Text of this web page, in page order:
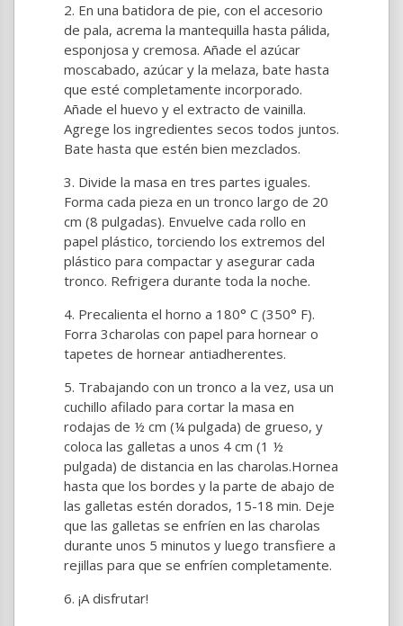
En una batidora de pie, con el accesorio
de pala, acrema la mantequilla hasta pálida,
esponjosa y cremosa. Añade el azúcar
moscabado, azúcar y la melaza, bate hasta
que esté completamente incorporado.
Añade el huevo y el extracto de vainilla.
Agrege los ingredientes secos todos juntos.
Bate hasta que estén bien mezclados.
Divide la masa en tres partes iguales.
Forma cada pieza en un tronco largo de 20
cm (8 pulgadas). Envuelve cada rollo en
papel plástico, torciendo los extremos del
plástico para compactar y asegurar cada
tronco. Refrigera durante toda la noche.
Precalienta el horno a 180° C (350° F).
Forra 3charolas con papel para hornear o
tapetes de hornear antiadherentes.
Trabajando con un tronco a la vez, usa un
cuchillo afilado para cortar la masa en
rodajas de ½ cm (¼ pulgada) de grueso, y
coloca las galletas a unos 4 cm (1 ½
pulgada) de distancia en las charolas.Hornea
hasta que los bordes y la parte de abajo de
las galletas estén dorados, 15-18 min. Deje
que las galletas se enfríen en las charolas
durante unos 5 minutos y luego transfiere a
rejillas para que se enfríen completamente.
¡A disfrutar!